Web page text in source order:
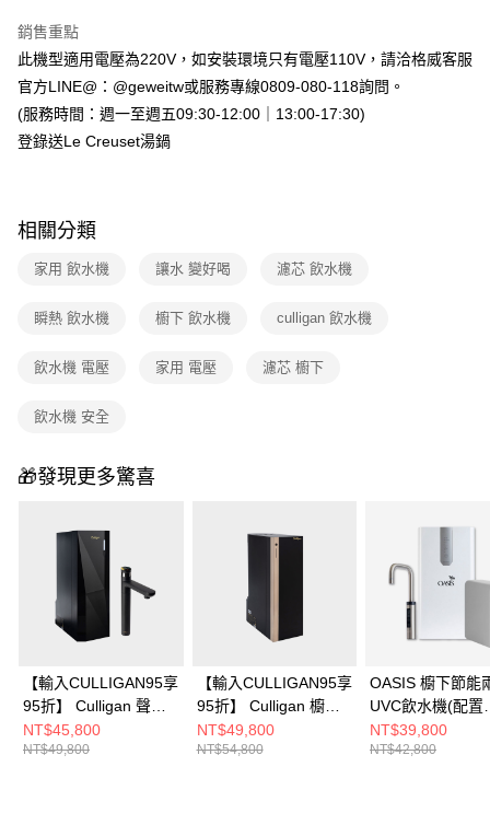
銷售重點
此機型適用電壓為220V，如安裝環境只有電壓110V，請洽格威客服
官方LINE@：@geweitw或服務專線0809-080-118詢問。
(服務時間：週一至週五09:30-12:00｜13:00-17:30)
登錄送Le Creuset湯鍋
相關分類
家用 飲水機 讓水 變好喝 濾芯 飲水機
瞬熱 飲水機 櫥下 飲水機 culligan 飲水機
飲水機 電壓 家用 電壓 濾芯 櫥下
飲水機 安全
🎁發現更多驚喜
【輸入CULLIGAN95享
95折】 Culligan 聲控
櫥下RO瞬熱飲水機
US-201C-TW
NT$45,800
NT$49,800
【輸入CULLIGAN95享
95折】 Culligan 櫥下
RO瞬熱極美旗艦飲水
機 US-202C-TW
NT$49,800
NT$54,800
OASIS 櫥下節能
UVC飲水機(配置
OASIS 600G大
RO淨水器)
NT$39,800
NT$42,800